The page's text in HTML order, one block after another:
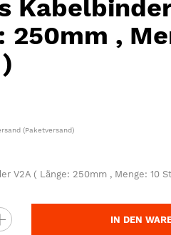
250mm ,
(Paketversand)
V2A ( Länge: 250mm , Menge: 10
IN DEN